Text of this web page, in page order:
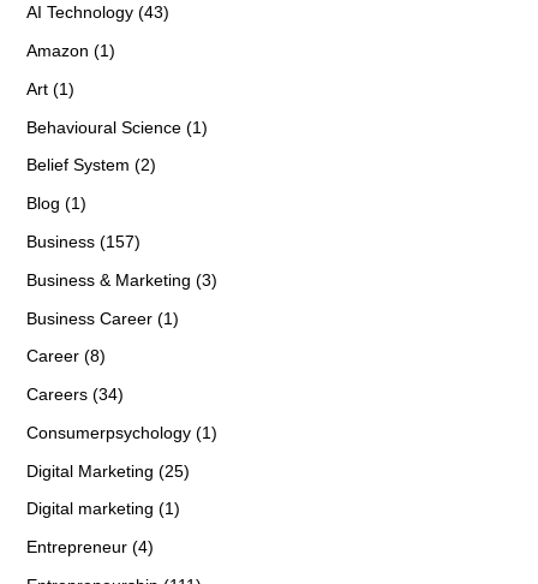
AI Technology (43)
Amazon (1)
Art (1)
Behavioural Science (1)
Belief System (2)
Blog (1)
Business (157)
Business & Marketing (3)
Business Career (1)
Career (8)
Careers (34)
Consumerpsychology (1)
Digital Marketing (25)
Digital marketing (1)
Entrepreneur (4)